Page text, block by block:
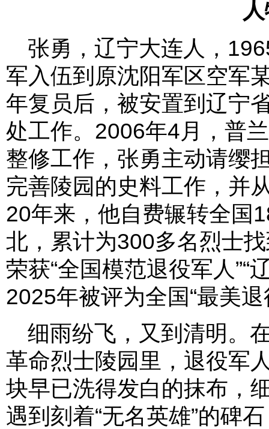
张勇，辽宁大连人，
军入伍到原沈阳军区空军
年复员后，被安置到辽宁
处工作。2006年4月，普
整修工作，张勇主动请缨
完善陵园的史料工作，并
20年来，他自费辗转全国
北，累计为300多名烈士
荣获“全国模范退役军人”“
2025年被评为全国“最美退
细雨纷飞，又到清明。
革命烈士陵园里，退役军
块早已洗得发白的抹布，
遇到刻着“无名英雄”的碑